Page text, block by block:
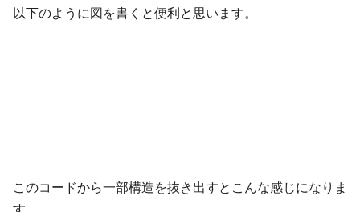
以下のように図を書くと便利と思います。
このコードから一部構造を抜き出すとこんな感じになりま
す。